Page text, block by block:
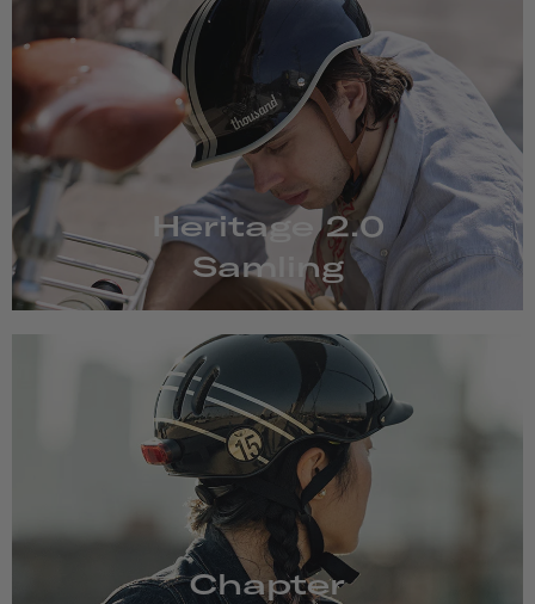
Heritage 2.0
Samling
Chapter